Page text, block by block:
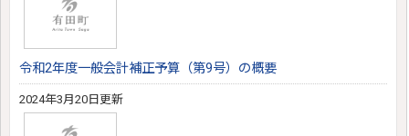
令和2年度一般会計補正予算（第9号）の概要
2024年3月20日更新